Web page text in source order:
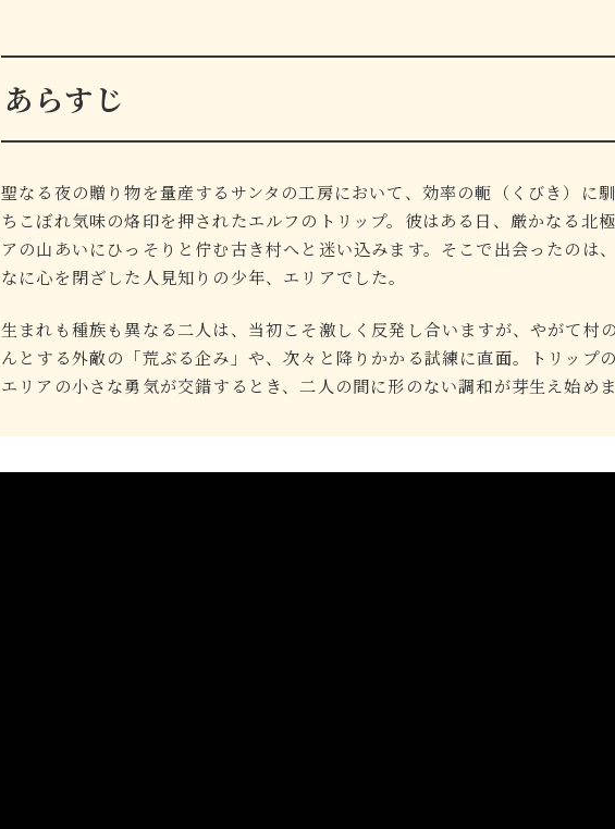
あらすじ
聖なる夜の贈り物を量産するサンタの工房において、効率の軛（くびき）に
ちこぼれ気味の烙印を押されたエルフのトリップ。彼はある日、厳かなる北
アの山あいにひっそりと佇む古き村へと迷い込みます。そこで出会ったのは
なに心を閉ざした人見知りの少年、エリアでした。
生まれも種族も異なる二人は、当初こそ激しく反発し合いますが、やがて村
んとする外敵の「荒ぶる企み」や、次々と降りかかる試練に直面。トリップの
エリアの小さな勇気が交錯するとき、二人の間に形のない調和が芽生え始めま